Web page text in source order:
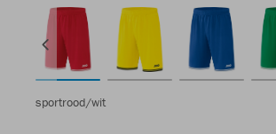
sportrood/wit